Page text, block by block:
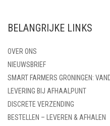
BELANGRIJKE LINKS
OVER ONS
NIEUWSBRIEF
SMART FARMERS GRONINGEN:
LEVERING BIJ AFHAALPUNT
DISCRETE VERZENDING
BESTELLEN – LEVEREN & AFHALEN